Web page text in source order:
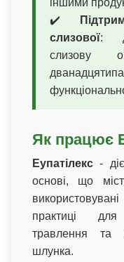
іншими
✔️
слизової:
слизову
Як працює
Еупатілекс -
основі, що
практиці
травлення та
шлунка.